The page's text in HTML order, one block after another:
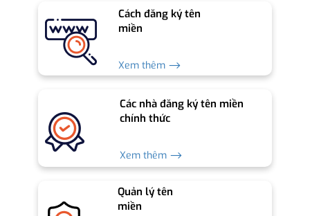
Cách đăng ký tên
miền
Xem thêm ⟶
Các nhà đăng ký tên miền
chính thức
Xem thêm ⟶
Quản lý tên
miền